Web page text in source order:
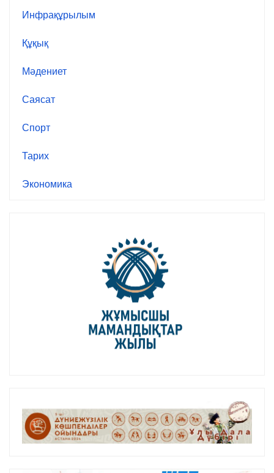
Инфрақұрылым
Құқық
Мәдениет
Саясат
Спорт
Тарих
Экономика